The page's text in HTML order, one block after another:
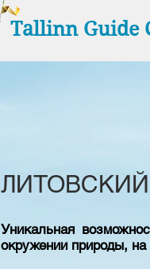
Tallinn Guide
Уникальная
окружении природы,